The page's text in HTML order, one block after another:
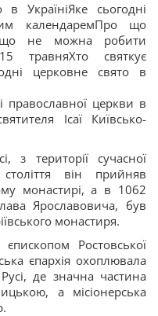
УкраїніЯке сьогодні
календаремПро що
не можна робити
травняХто святкує
церковне свято в
церкви в
Ісаї Київсько-
з території сучасної
він прийняв
монастирі, а в 1062
Ярославовича, був
монастиря.
Ростовської
єпархія охоплювала
Русі, де значна частина
а місіонерська